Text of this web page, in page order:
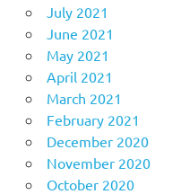
July 2021
June 2021
May 2021
April 2021
March 2021
February 2021
December 2020
November 2020
October 2020